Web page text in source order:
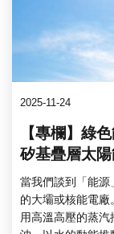
2025-11-24
【專欄】綠
矽基疊層太
當我們談到「能源
的大壩或核能電廠
用高溫高壓的蒸